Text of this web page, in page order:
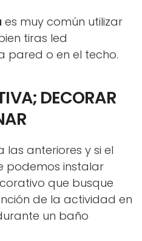
es muy común utilizar
tiras led
pared o en el techo.
DECORAR
anteriores y si el
podemos instalar
que busque
de la actividad en
un baño